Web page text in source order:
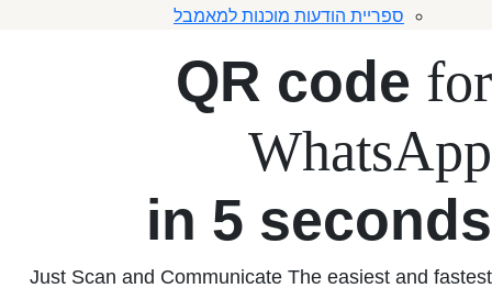
ספריית הודעות מוכנות למאמבל
QR code for
WhatsApp
in 5 seconds
Just Scan and Communicate The easiest and fastest